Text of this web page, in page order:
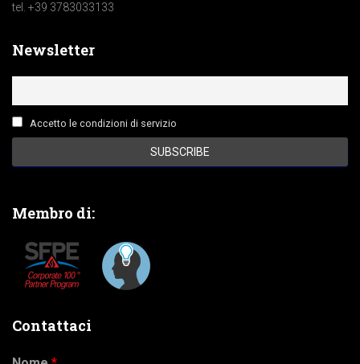
tel. +39 3783033133
Newsletter
Accetto le condizioni di servizio
Membro di:
Contattaci